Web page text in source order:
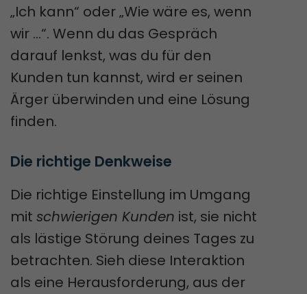
„Ich kann“ oder „Wie wäre es, wenn
wir …“. Wenn du das Gespräch
darauf lenkst, was du für den
Kunden tun kannst, wird er seinen
Ärger überwinden und eine Lösung
finden.
Die richtige Denkweise
Die richtige Einstellung im Umgang
mit schwierigen Kunden ist, sie nicht
als lästige Störung deines Tages zu
betrachten. Sieh diese Interaktion
als eine Herausforderung, aus der